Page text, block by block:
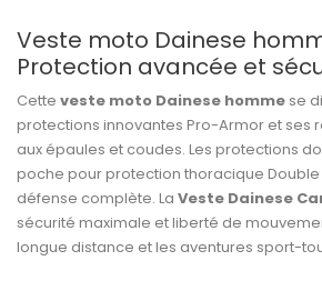
Veste moto Dainese
Protection avancée et
Cette veste moto Dainese homme se
protections innovantes Pro-Armor et ses
aux épaules et coudes. Les protections
poche pour protection thoracique Double
défense complète. La Veste Dainese
sécurité maximale et liberté de
longue distance et les aventures sport-